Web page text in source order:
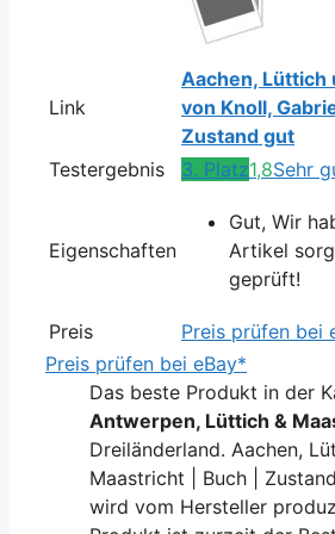
Link
Aachen, Lüttich
von Knoll,
Zustand gut
Testergebnis
3. Platz1,8Sehr
Eigenschaften
Gut, Wir
Artikel
geprüft!
Preis
Preis prüfen bei
Preis prüfen bei eBay*
Das beste Produkt in der
Antwerpen, Lüttich &
Dreiländerland. Aachen,
Maastricht | Buch |
wird vom Hersteller